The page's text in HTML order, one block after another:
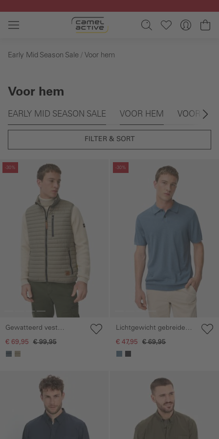
Ga naar de hoofdinhoud
Early Mid Season Sale Voor hem
Voor hem
Galerie overslaan
EARLY MID SEASON SALE VOOR HEM VOOR
FILTER & SORT
-30%
overslaan
Gewatteerd vest
gemaakt van gerecycled
€ 69,95 € 99,95
-30%
Galerie overslaan
Lichtgewicht gebreide
polo van puur katoen
€ 47,95 € 69,95
overslaan